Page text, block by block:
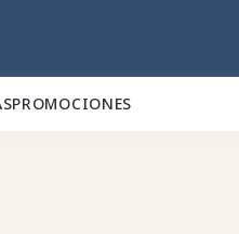
PROMOCIONES